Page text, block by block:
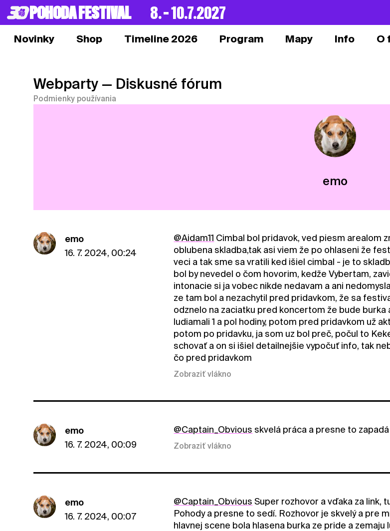
POHODA FESTIVAL 8. – 10.7.2027
Novinky Shop Timeline 2026 Program Mapy Info O
Webparty — Diskusné fórum
Podmienky používania
emo
emo
16. 7. 2024, 00:24
@Aidam11 Cimbal bol pridavok, ved piesm arealom
oblubena skladba,tak asi viem že po ohlaseni že
veci a tak sme sa vratili ked išiel cimbal - je to
bol by nevedel o čom hovorim, kedže Vybertam,
intonacie si ja vobec nikde nedavam a ani
ze tam bol a nezachytil pred pridavkom, že sa
odznelo na zaciatku pred koncertom že bude burka
ludiamali 1 a pol hodiny, potom pred pridavkom už
potom po pridavku, ja som uz bol preč, počul to
schovať a on si išiel detailnejšie vypočuť info, tak
čo pred pridavkom
Zobraziť vlákno
emo
16. 7. 2024, 00:09
@Captain_Obvious skvelá práca a presne to
Zobraziť vlákno
emo
16. 7. 2024, 00:07
@Captain_Obvious Super rozhovor a vďaka za link,
Pohody a presne to sedí. Rozhovor je skvelý a pre
hlavnej scene bola hlasena burka ze pride a